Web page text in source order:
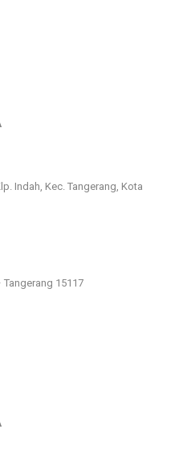
Indah, Kec. Tangerang, Kota
15117